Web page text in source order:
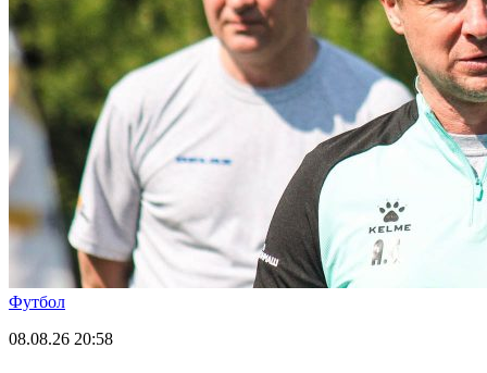
Футбол
08.08.26 20:58